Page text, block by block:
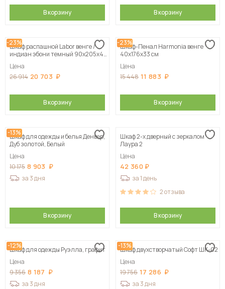
В корзину В корзину
-23%
Шкаф распашной Labor венге /
индиан эбони темный 90х205х40
Цена
26 914 20 703
В корзину
-23%
Шкаф-Пенал Harmonia венге
40х176х33 см
Цена
15 448 11 883
В корзину
-13%
Шкаф для одежды и белья Денвер,
Дуб золотой, Белый
Цена
10 175 8 903
за 3 дня
В корзину
Шкаф 2-х дверный с зеркалом
Лаура 2
Цена
42 360
за 1 день
2отзыва
В корзину
-12%
Шкаф для одежды Руэлла, графит
Цена
9 356 8 187
за 3 дня
-13%
Шкаф двухстворчатый Софт ШК-02
Цена
19 756 17 286
за 3 дня